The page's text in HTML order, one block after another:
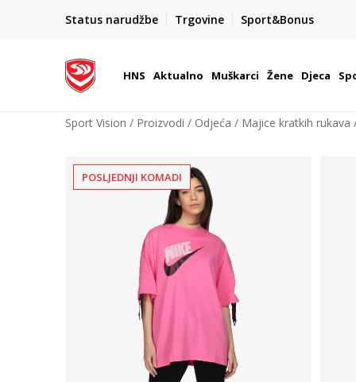
Status narudžbe Trgovine Sport&Bonus
BOX NOW
Dostava 1,50 €
| Više od 800 paketomata u
HNS Aktualno Muškarci Žene Djeca
Sport Vision Proizvodi Odjeća Majice kratkih rukava
POSLJEDNJI KOMADI